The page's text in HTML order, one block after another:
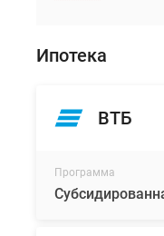
Ипотека
ВТБ
Программа